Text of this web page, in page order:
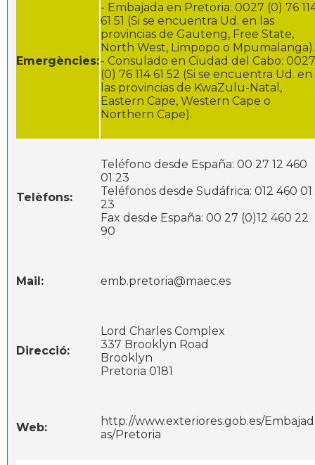
Emergències:
- Embajada en Pretoria: 0027 (0) 76
61 51 (Si se encuentra Ud. en las
provincias de Gauteng, Free State,
North West, Limpopo o Mpumalanga).
- Consulado en Ciudad del Cabo: 0027
(0) 76 114 61 52 (Si se encuentra Ud. en
las provincias de KwaZulu-Natal,
Eastern Cape, Western Cape o
Northern Cape).
Telèfons:
Teléfono desde España: 00 27 12 460
01 23
Teléfonos desde Sudáfrica: 012 460 01
23
Fax desde España: 00 27 (0)12 460 22
90
Mail: emb.pretoria@maec.es
Direcció:
Lord Charles Complex
337 Brooklyn Road
Brooklyn
Pretoria 0181
Web:
http://www.exteriores.gob.es/Embajad
as/Pretoria